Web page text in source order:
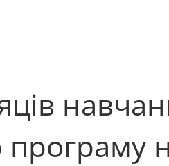
програму